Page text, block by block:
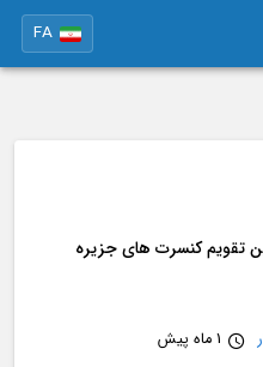
FA
تقویم کنسرت های جزیره
1 ماه پیش